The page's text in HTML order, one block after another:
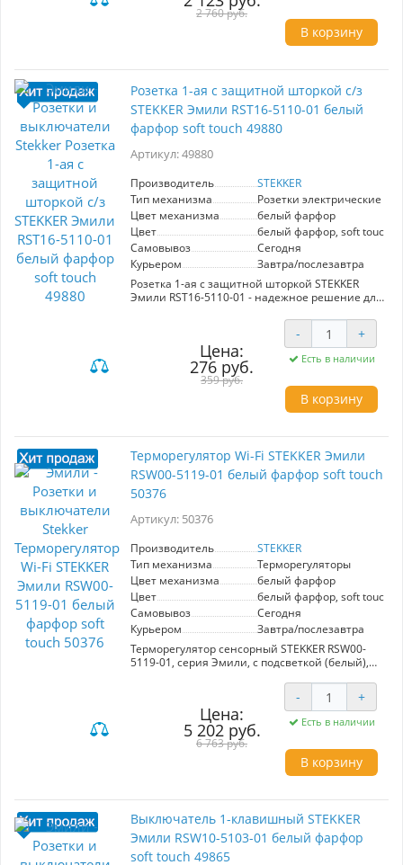
минималистичный дизайн делают
терморегулятор надёжным и стильным
решением для любого интерьера.
2 760 руб.
В корзину
Розетка 1-ая с защитной шторкой с/з
STEKKER Эмили RST16-5110-01 белый
фарфор soft touch 49880
Артикул: 49880
Производитель
STEKKER
Тип механизма
Розетки электрические
Цвет механизма
белый фарфор
Цвет
белый фарфор, soft touch
Самовывоз
Сегодня
Курьером
Завтра/послезавтра
Розетка 1-ая с защитной шторкой STEKKER
Эмили RST16-5110-01 - надежное решение для
цвете с эффектом soft touch, что придаёт ей
стильный и современный вид. Оснащена
защитной шторкой для дополнительной
безопасности, предотвращающей случайное
попадание посторонних предметов. Идеально
подходит для использования в жилых и
офисных помещениях. Производитель -
Цена:
276 руб.
359 руб.
- +
Есть в наличии
В корзину
Терморегулятор Wi-Fi STEKKER Эмили
RSW00-5119-01 белый фарфор soft touch
50376
Артикул: 50376
Производитель
STEKKER
Тип механизма
Терморегуляторы
Цвет механизма
белый фарфор
Цвет
белый фарфор, soft touch
Самовывоз
Сегодня
Курьером
Завтра/послезавтра
Терморегулятор сенсорный STEKKER RSW00-
5119-01, серия Эмили, с подсветкой (белый),
71*71*46мм., цвет белый фарфор, soft touch,
материал изделия ABS пластик, латунь.
Номинальное напряжение 250 , номинальный
ток 16А, IP20
Цена:
5 202 руб.
6 763 руб.
- +
Есть в наличии
В корзину
Выключатель 1-клавишный STEKKER
Эмили RSW10-5103-01 белый фарфор
soft touch 49865